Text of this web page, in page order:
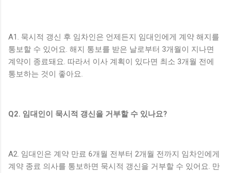
A1. 묵시적 갱신 후 임차인은 언제든지 임대인에게 계약 해지를
통보할 수 있어요. 해지 통보를 받은 날로부터 3개월이 지나면
계약이 종료돼요. 따라서 이사 계획이 있다면 최소 3개월 전에
통보하는 것이 좋아요.
Q2. 임대인이 묵시적 갱신을 거부할 수 있나요?
A2. 임대인은 계약 만료 6개월 전부터 2개월 전까지 임차인에게
계약 종료 의사를 통보하면 묵시적 갱신을 거부할 수 있어요. 만